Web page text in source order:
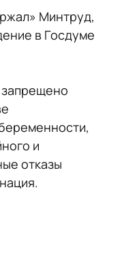
Минтруд,
в Госдуме
и
отказы